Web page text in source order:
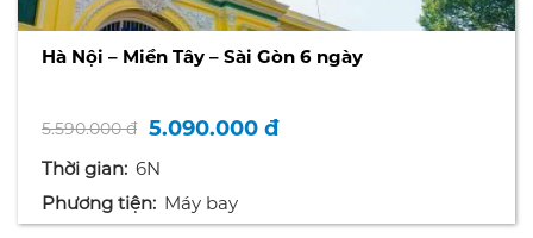
Hà Nội – Miền Tây – Sài Gòn 6 ngày
5.590.000 đ 5.090.000 đ
Thời gian: 6N
Phương tiện: Máy bay